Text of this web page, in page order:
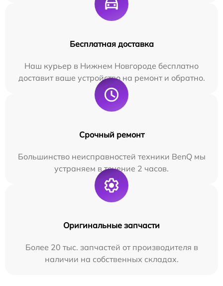
Бесплатная доставка
Наш курьер в Нижнем Новгороде бесплатно
доставит ваше устройство на ремонт и обратно.
Срочный ремонт
Большинство неисправностей техники BenQ мы
устраняем в течение 2 часов.
Оригинальные запчасти
Более 20 тыс. запчастей от производителя в
наличии на собственных складах.